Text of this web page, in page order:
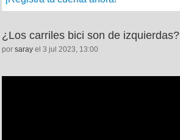
¿Los carriles bici son de izquierdas?
por saray el 3 jul 2023, 13:00